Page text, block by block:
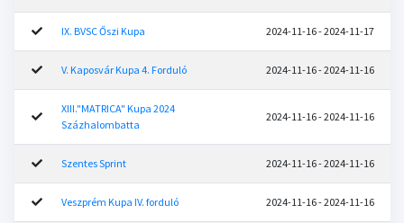
IX. BVSC Őszi Kupa 2024-11-16 - 2024-11-17
V. Kaposvár Kupa 4. Forduló 2024-11-16 - 2024-11-16
XIII."MATRICA" Kupa 2024
Százhalombatta
2024-11-16 - 2024-11-16
Szentes Sprint 2024-11-16 - 2024-11-16
Veszprém Kupa IV. forduló 2024-11-16 - 2024-11-16